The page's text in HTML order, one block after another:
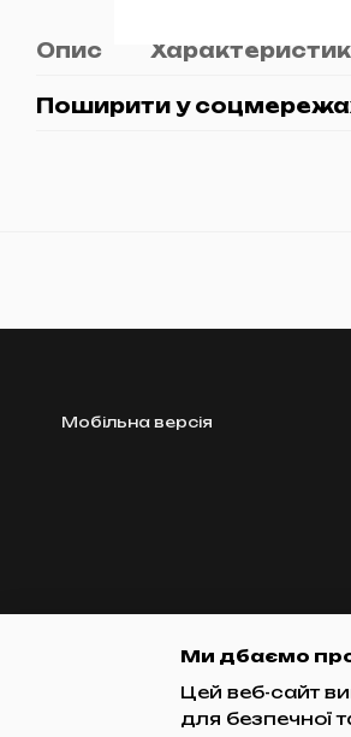
Опис
Поширити у
Мобільна версія
Ми дбаємо
Цей веб-сайт
для безпечної